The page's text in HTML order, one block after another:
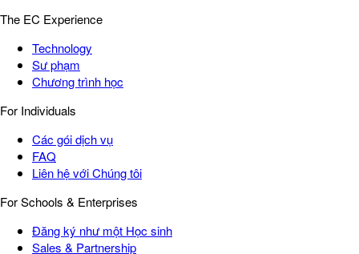
The EC Experience
Technology
Sư phạm
Chương trình học
For Individuals
Các gói dịch vụ
FAQ
Liên hệ với Chúng tôi
For Schools & Enterprises
Đăng ký như một Học sinh
Sales & Partnership